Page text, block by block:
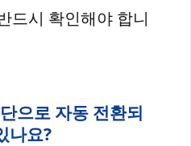
드시 확인해야 합니
으로 자동 전환되
나요?